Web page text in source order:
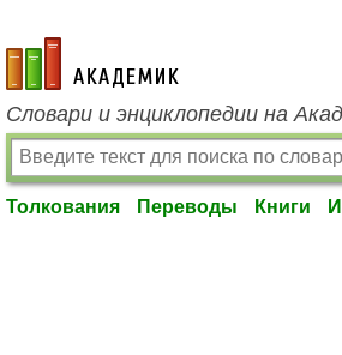
academic.ru
Словари и энциклопедии на
Толкования Переводы Книги